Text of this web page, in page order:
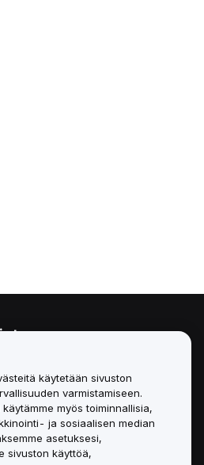
säilytys- ja
käytetään sivuston
varmistamiseen.
myös toiminnallisia,
ja sosiaalisen median
asetuksesi,
sivuston käyttöä,